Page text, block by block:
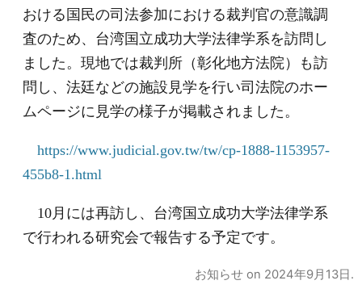
おける国民の司法参加における裁判官の意識調
査のため、台湾国立成功大学法律学系を訪問し
ました。現地では裁判所（彰化地方法院）も訪
問し、法廷などの施設見学を行い司法院のホー
ムページに見学の様子が掲載されました。
https://www.judicial.gov.tw/tw/cp-1888-1153957-
455b8-1.html
10月には再訪し、台湾国立成功大学法律学系
で行われる研究会で報告する予定です。
お知らせ on 2024年9月13日.